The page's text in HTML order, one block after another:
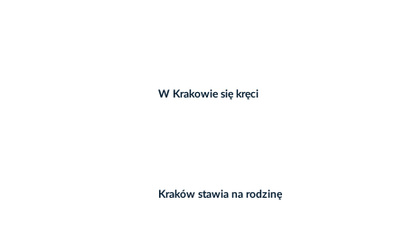
W Krakowie się kręci
Kraków stawia na rodzinę